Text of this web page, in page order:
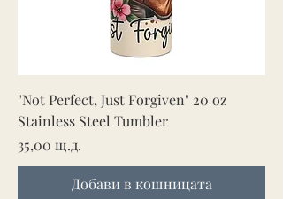
"Not Perfect, Just Forgiven" 20 oz
Stainless Steel Tumbler
Цена
35,00 щ.д.
Добави в кошницата